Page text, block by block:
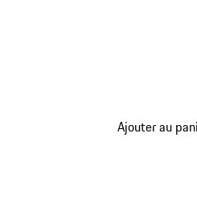
aux
Ajouter au